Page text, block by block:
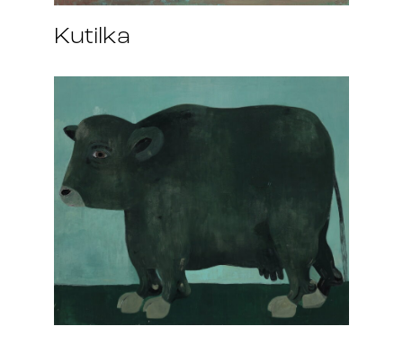
Kutilka